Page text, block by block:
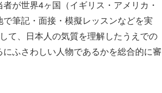
が世界4ヶ国（イギリス・アメリカ・
筆記・面接・模擬レッスンなどを実
て、日本人の気質を理解したうえでの
ふさわしい人物であるかを総合的に審